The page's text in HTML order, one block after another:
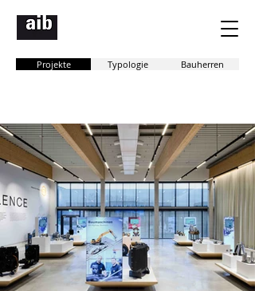
Projekte Typologie Bauherren